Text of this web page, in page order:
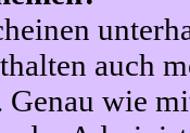
auch
Genau wie